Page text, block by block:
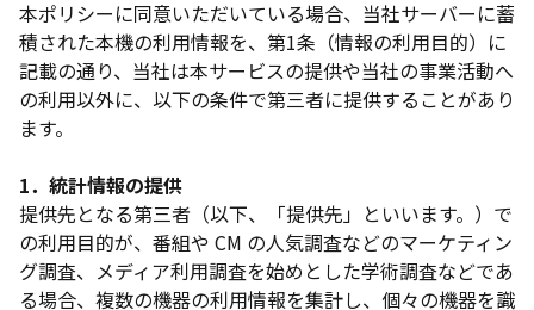
本ポリシーに同意いただいている場合、当社サーバーに蓄
積された本機の利用情報を、第1条（情報の利用目的）に
記載の通り、当社は本サービスの提供や当社の事業活動へ
の利用以外に、以下の条件で第三者に提供することがあり
ます。
1．統計情報の提供
提供先となる第三者（以下、「提供先」といいます。）で
の利用目的が、番組や CM の人気調査などのマーケティン
グ調査、メディア利用調査を始めとした学術調査などであ
る場合、複数の機器の利用情報を集計し、個々の機器を識